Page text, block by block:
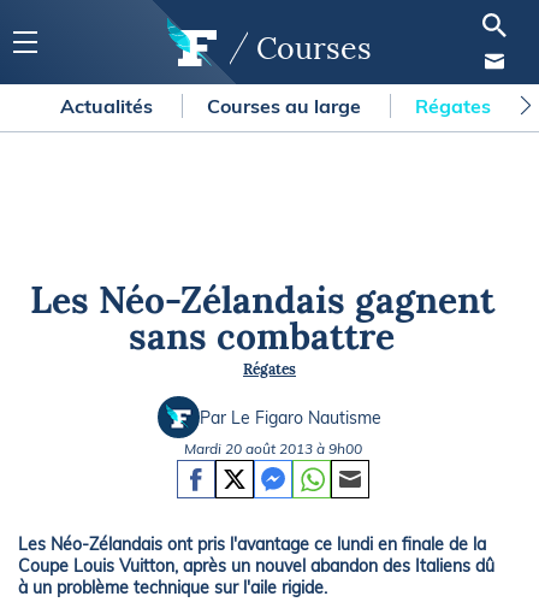
Courses
Actualités Courses au large Régates
Les Néo-Zélandais gagnent
sans combattre
Régates
Par Le Figaro Nautisme
Mardi 20 août 2013 à 9h00
Les Néo-Zélandais ont pris l'avantage ce lundi en finale de la
Coupe Louis Vuitton, après un nouvel abandon des Italiens dû
à un problème technique sur l'aile rigide.